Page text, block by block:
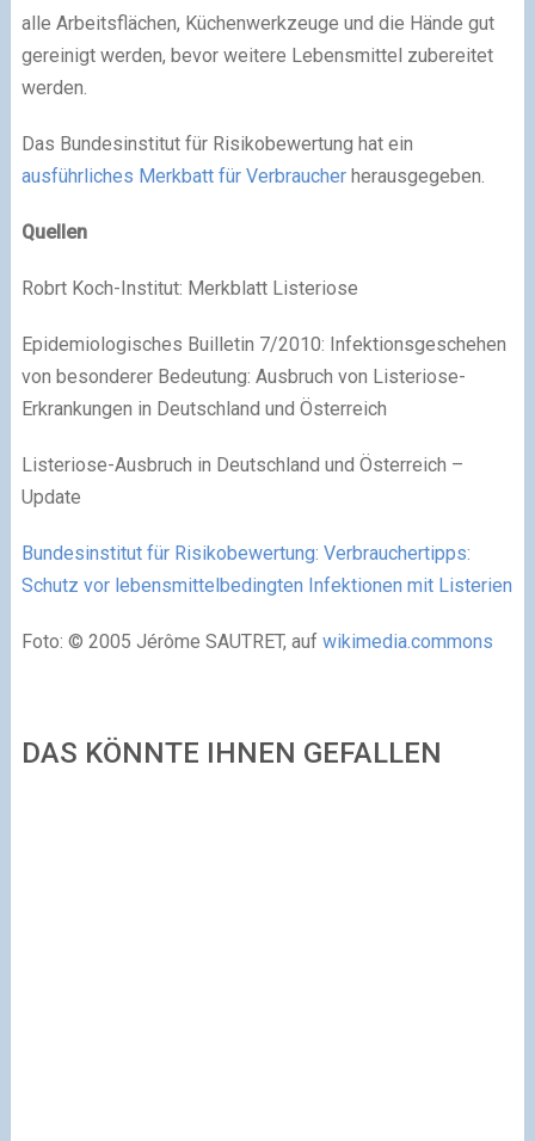
alle Arbeitsflächen, Küchenwerkzeuge und die Hände gut
gereinigt werden, bevor weitere Lebensmittel zubereitet
werden.
Das Bundesinstitut für Risikobewertung hat ein
ausführliches Merkbatt für Verbraucherherausgegeben.
Quellen
Robrt Koch-Institut: Merkblatt Listeriose
Epidemiologisches Builletin 7/2010: Infektionsgeschehen
von besonderer Bedeutung: Ausbruch von Listeriose-
Erkrankungen in Deutschland und Österreich
Listeriose-Ausbruch in Deutschland und Österreich –
Update
Bundesinstitut für Risikobewertung: Verbrauchertipps:
Schutz vor lebensmittelbedingten Infektionen mit Listerien
Foto: © 2005 Jérôme SAUTRET, auf wikimedia.commons
DAS KÖNNTE IHNEN GEFALLEN